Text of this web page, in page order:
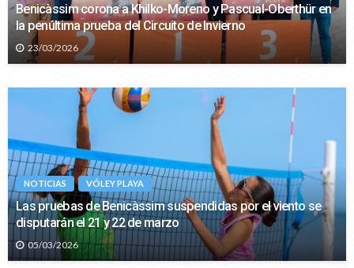
Benicàssim corona a Khilko-Moreno y Pascual-Oberthür en
la penúltima prueba del Circuito de Invierno
23/03/2026
NOTICIAS VÓLEY PLAYA
Las pruebas de Benicàssim suspendidas por el viento se
disputarán el 21 y 22 de marzo
05/03/2026